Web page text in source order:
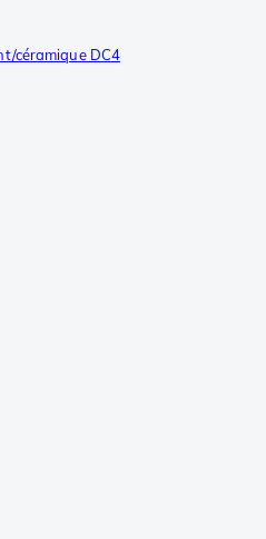
céramique DC4